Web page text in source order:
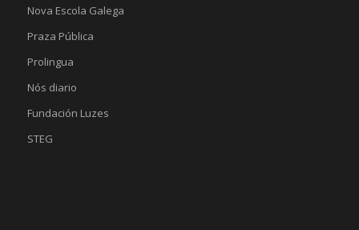
Nova Escola Galega
Praza Pública
Prolingua
Nós diario
Fundación Luzes
STEG